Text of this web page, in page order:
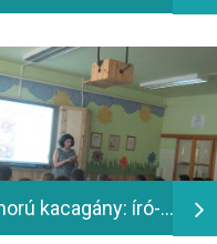
Szomorú kacagány: író-olvasó találkozó Bosnyák Viktóriával; Zentai úti Tagkönyvtár - 2014.06.11.